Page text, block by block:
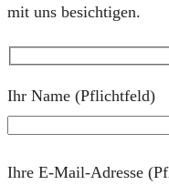
mit uns besichtigen.
Ihr Name (Pflichtfeld)
Ihre E-Mail-Adresse